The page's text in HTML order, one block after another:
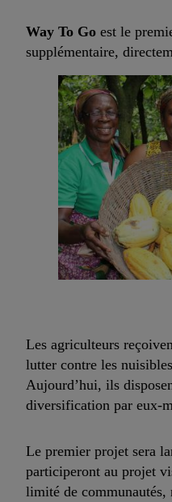
Way To Go est le
supplémentaire,
Les agriculteurs
lutter contre les
Aujourd’hui, ils
diversification par eux-
Le premier projet sera
participeront au projet
limité de communautés,